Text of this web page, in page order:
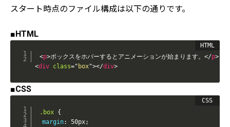
スタート時点のファイル構成は以下の通りです。
■HTML
<p>ボックスをホバーするとアニメーションが始まります。 </p>
<div class=" box"></div>
■CSS
.box {
margin: 50px;